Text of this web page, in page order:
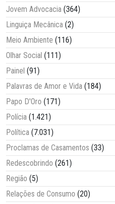
Jovem Advocacia (364)
Linguiça Mecânica (2)
Meio Ambiente (116)
Olhar Social (111)
Painel (91)
Palavras de Amor e Vida (184)
Papo D'Oro (171)
Polícia (1.421)
Política (7.031)
Proclamas de Casamentos (33)
Redescobrindo (261)
Região (5)
Relações de Consumo (20)